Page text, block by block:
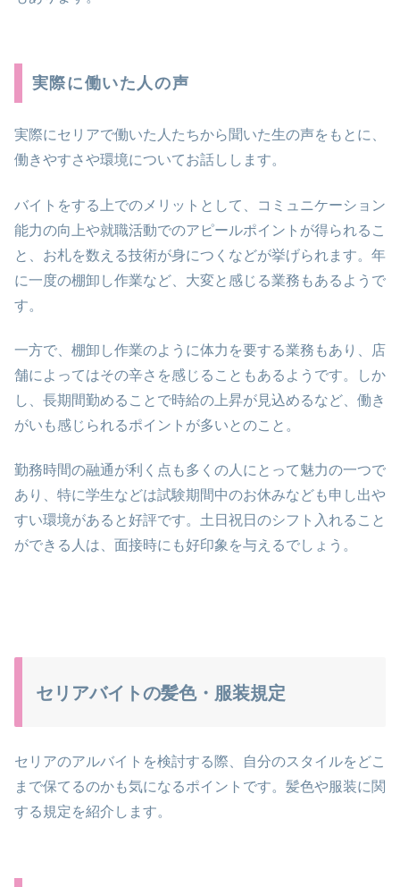
実際に働いた人の声
実際にセリアで働いた人たちから聞いた生の声をもとに、
働きやすさや環境についてお話しします。
バイトをする上でのメリットとして、コミュニケーション
能力の向上や就職活動でのアピールポイントが得られるこ
と、お札を数える技術が身につくなどが挙げられます。年
に一度の棚卸し作業など、大変と感じる業務もあるようで
す。
一方で、棚卸し作業のように体力を要する業務もあり、店
舗によってはその辛さを感じることもあるようです。しか
し、長期間勤めることで時給の上昇が見込めるなど、働き
がいも感じられるポイントが多いとのこと。
勤務時間の融通が利く点も多くの人にとって魅力の一つで
あり、特に学生などは試験期間中のお休みなども申し出や
すい環境があると好評です。土日祝日のシフト入れること
ができる人は、面接時にも好印象を与えるでしょう。
セリアバイトの髪色・服装規定
セリアのアルバイトを検討する際、自分のスタイルをどこ
まで保てるのかも気になるポイントです。髪色や服装に関
する規定を紹介します。